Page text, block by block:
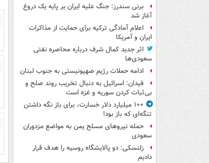
برنی سندرز: جنگ علیه ایران بر پایه یک دروغ
آغاز شد
اعلام آمادگی ترکیه برای حمایت از مذاکرات
ایران و آمریکا
اثر جدید کمال شرف درباره محاصره نفتی
سعودی‌ها
ادامه حملات رژیم صهیونیستی به جنوب لبنان
فیدان: اسرائیل به دنبال تخریب روند صلح و
بی‌ثبات کردن سوریه و غزه است
۱۰۰ میلیارد دلار خسارت، برای باز نگه داشتن
تنگه‌ای که باز بود!
حمله نیروهای مسلح یمن به مواضع مزدوران
سعودی
زلنسکی: دو پالایشگاه روسیه را هدف قرار
دادیم